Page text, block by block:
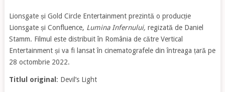
Lionsgate și Gold Circle Entertainment prezintă o producție
Lionsgate și Confluence, Lumina Infernului, regizată de Daniel
Stamm. Filmul este distribuit în România de către Vertical
Entertainment și va fi lansat în cinematografele din întreaga țară pe
28 octombrie 2022.
Titlul original : Devil’s Light